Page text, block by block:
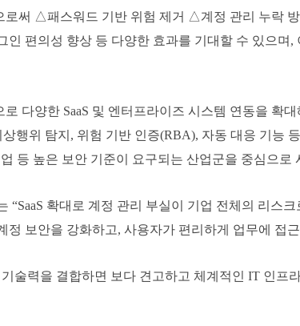
로써 △패스워드 기반 위험 제거 △계정 관리 누락
편의성 향상 등 다양한 효과를 기대할 수 있으며,
다양한 SaaS 및 엔터프라이즈 시스템 연동을 확
행위 탐지, 위험 기반 인증(RBA), 자동 대응 기능
등 높은 보안 기준이 요구되는 산업군을 중심으로
“SaaS 확대로 계정 관리 부실이 기업 전체의 리스
정 보안을 강화하고, 사용자가 편리하게 업무에 접
술력을 결합하면 보다 견고하고 체계적인 IT 인프